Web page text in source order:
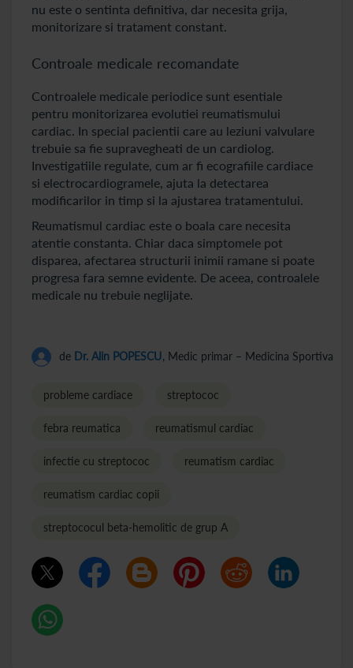
nu este o sentinta definitiva, dar necesita grija,
monitorizare si tratament constant.
Controale medicale recomandate
Controalele medicale periodice sunt esentiale
pentru monitorizarea evolutiei reumatismului
cardiac. In special pacientii care au leziuni valvulare
trebuie sa fie supravegheati de un cardiolog.
Investigatiile regulate, cum ar fi ecografiile cardiace
si electrocardiogramele, ajuta la detectarea
modificarilor in timp si la ajustarea tratamentului.
Reumatismul cardiac este o boala care necesita
atentie constanta. Chiar daca simptomele pot
disparea, afectarea structurii inimii ramane si poate
progresa fara semne evidente. De aceea, controalele
medicale nu trebuie neglijate.
de Dr. Alin POPESCU, Medic primar – Medicina Sportiva
probleme cardiace streptococ
febra reumatica reumatismul cardiac
infectie cu streptococ reumatism cardiac
reumatism cardiac copii
streptococul beta-hemolitic de grup A